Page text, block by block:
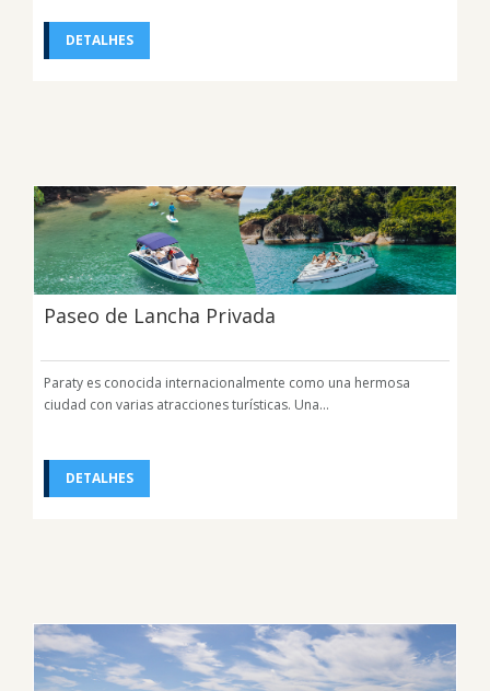
DETALHES
Paseo de Lancha Privada
Paraty es conocida internacionalmente como una hermosa
ciudad con varias atracciones turísticas. Una...
DETALHES